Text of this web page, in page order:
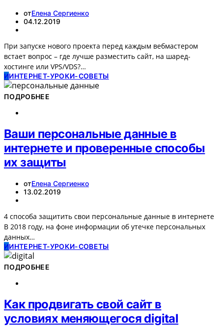
отЕлена Сергиенко
04.12.2019
При запуске нового проекта перед каждым вебмастером
встает вопрос – где лучше разместить сайт, на шаред-
хостинге или VPS/VDS?…
ИИНТЕРНЕТ-УРОКИ-СОВЕТЫ
ПОДРОБНЕЕ
Ваши персональные данные в
интернете и проверенные способы
их защиты
отЕлена Сергиенко
13.02.2019
4 способа защитить свои персональные данные в интернете
В 2018 году, на фоне информации об утечке персональных
данных…
ИИНТЕРНЕТ-УРОКИ-СОВЕТЫ
ПОДРОБНЕЕ
Как продвигать свой сайт в
условиях меняющегося digital